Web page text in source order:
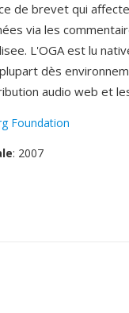
de brevet qui
via les
L'OGA est lu
dès
audio web et
Foundation
: 2007